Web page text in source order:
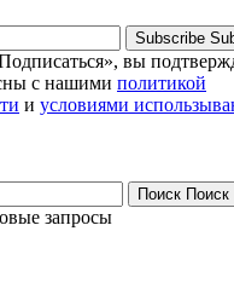
Subscribe
вы
с нашими политикой
и условиями
Поиск Поиск
запросы